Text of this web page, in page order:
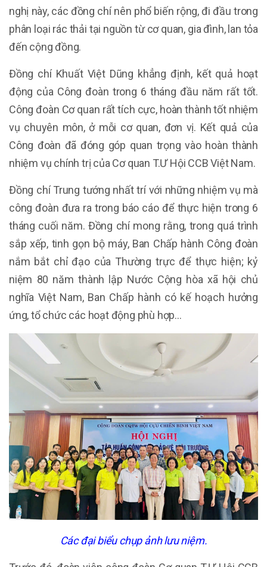
nghị này, các đồng chí nên phổ biến rộng, đi đầu trong
phân loại rác thải tại nguồn từ cơ quan, gia đình, lan tỏa
đến cộng đồng.
Đồng chí Khuất Việt Dũng khẳng định, kết quả hoạt
động của Công đoàn trong 6 tháng đầu năm rất tốt.
Công đoàn Cơ quan rất tích cực, hoàn thành tốt nhiệm
vụ chuyên môn, ở mỗi cơ quan, đơn vị. Kết quả của
Công đoàn đã đóng góp quan trọng vào hoàn thành
nhiệm vụ chính trị của Cơ quan T.Ư Hội CCB Việt Nam.
Đồng chí Trung tướng nhất trí với những nhiệm vụ mà
công đoàn đưa ra trong báo cáo để thực hiện trong 6
tháng cuối năm. Đồng chí mong rằng, trong quá trình
sắp xếp, tinh gọn bộ máy, Ban Chấp hành Công đoàn
nắm bắt chỉ đạo của Thường trực để thực hiện; kỷ
niệm 80 năm thành lập Nước Cộng hòa xã hội chủ
nghĩa Việt Nam, Ban Chấp hành có kế hoạch hưởng
ứng, tổ chức các hoạt động phù hợp…
Các đại biểu chụp ảnh lưu niệm.